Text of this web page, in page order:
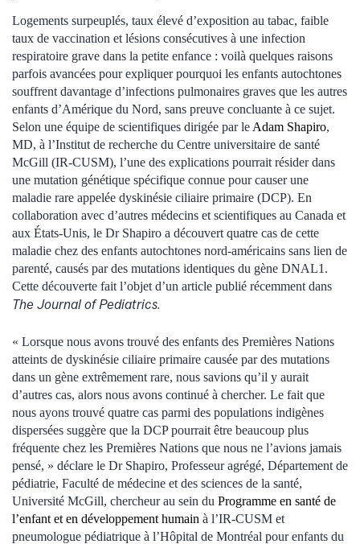
Logements surpeuplés, taux élevé d’exposition au tabac, faible
taux de vaccination et lésions consécutives à une infection
respiratoire grave dans la petite enfance : voilà quelques raisons
parfois avancées pour expliquer pourquoi les enfants autochtones
souffrent davantage d’infections pulmonaires graves que les autres
enfants d’Amérique du Nord, sans preuve concluante à ce sujet.
Selon une équipe de scientifiques dirigée par le Adam Shapiro,
MD, à l’Institut de recherche du Centre universitaire de santé
McGill (IR-CUSM), l’une des explications pourrait résider dans
une mutation génétique spécifique connue pour causer une
maladie rare appelée dyskinésie ciliaire primaire (DCP). En
collaboration avec d’autres médecins et scientifiques au Canada et
aux États-Unis, le Dr Shapiro a découvert quatre cas de cette
maladie chez des enfants autochtones nord-américains sans lien de
parenté, causés par des mutations identiques du gène DNAL1.
Cette découverte fait l’objet d’un article publié récemment dans
The Journal of Pediatrics.
« Lorsque nous avons trouvé des enfants des Premières Nations
atteints de dyskinésie ciliaire primaire causée par des mutations
dans un gène extrêmement rare, nous savions qu’il y aurait
d’autres cas, alors nous avons continué à chercher. Le fait que
nous ayons trouvé quatre cas parmi des populations indigènes
dispersées suggère que la DCP pourrait être beaucoup plus
fréquente chez les Premières Nations que nous ne l’avions jamais
pensé, » déclare le Dr Shapiro, Professeur agrégé, Département de
pédiatrie, Faculté de médecine et des sciences de la santé,
Université McGill, chercheur au sein du Programme en santé de
l’enfant et en développement humain à l’IR-CUSM et
pneumologue pédiatrique à l’Hôpital de Montréal pour enfants du